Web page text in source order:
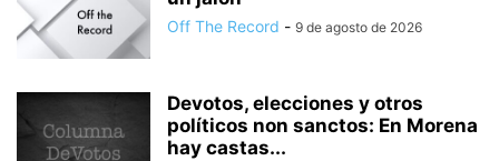
Off The Record - 9 de agosto de 2026
Devotos, elecciones y otros
políticos non sanctos: En Morena
hay castas...